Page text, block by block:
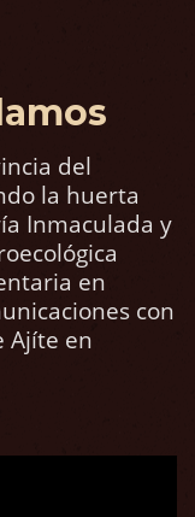
del
la huerta
Inmaculada y
en
con
Ajíte en